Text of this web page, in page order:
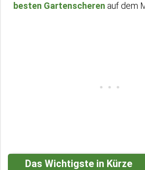
besten Gartenscheren auf dem
Das Wichtigste in Kürze